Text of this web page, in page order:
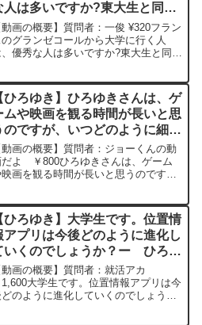
人は多いですか?東大生と同じ
うな感じでしょうかー ひろゆ
切り抜き 20250221
動画の概要】質問者：一俊 ¥320フラン
のグランゼコールから大学に行く人
、優秀な人は多いですか?東大生と同じ
ひろゆきさんの動画で、寄
られた質問につ...
ひろゆき】ひろゆきさんは、ゲ
ムや映画を観る時間が長いと思
のですが、いつどのように細か
知識や時事ネタの情報を得てい
のですか？ー ひろゆき切り抜
20250205
動画の概要】質問者：ジョーくんの動
だよ ￥800ひろゆきさんは、ゲーム
映画を観る時間が長いと思うのです
のが悩みです！！！元動画：ローマ人
町のタイトル回収しつつ...
ひろゆき】大学生です。位置情
アプリは今後どのように進化し
いくのでしょうか？ー ひろゆ
切り抜き 20240509
動画の概要】質問者：就活アカ
1,600大学生です。位置情報アプリは今
のように進化していくのでしょう